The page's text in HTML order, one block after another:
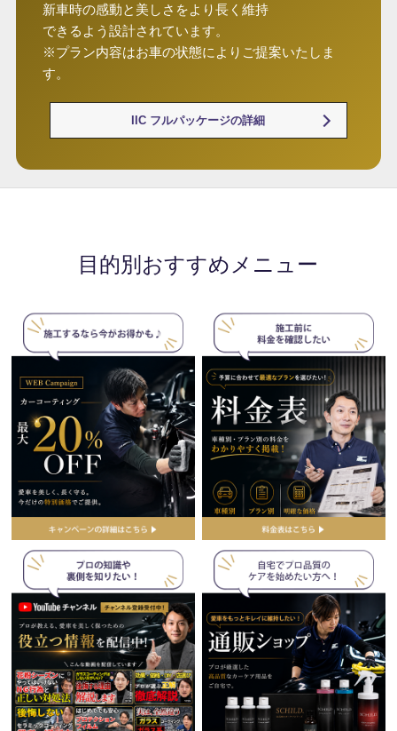
新車時の感動と美しさをより長く維持
できるよう設計されています。
※プラン内容はお車の状態によりご提案いたしま
す。
IIC フルパッケージの詳細
目的別おすすめメニュー